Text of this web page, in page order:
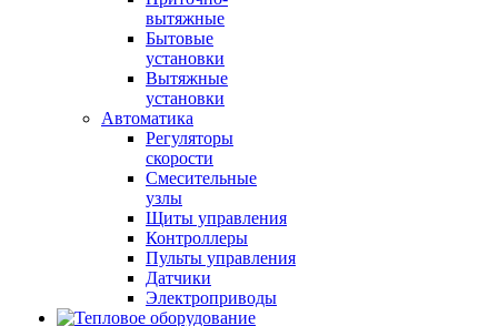
вытяжные
Бытовые
установки
Вытяжные
установки
Автоматика
Регуляторы
скорости
Смесительные
узлы
Щиты управления
Контроллеры
Пульты управления
Датчики
Электроприводы